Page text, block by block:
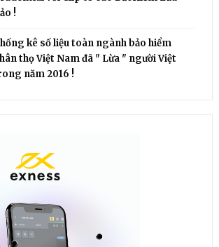
!
kê số liệu toàn ngành bảo hiểm
thọ Việt Nam đã " Lừa " người Việt
năm 2016 !